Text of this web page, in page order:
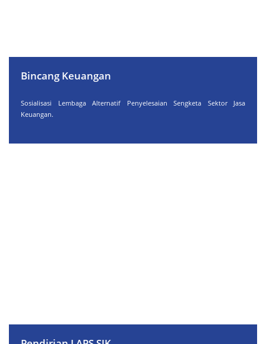
Bincang Keuangan
Sosialisasi Lembaga Alternatif Penyelesaian Sengketa Sektor Jasa
Keuangan.